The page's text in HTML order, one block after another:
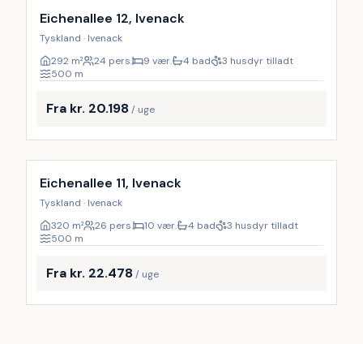
Eichenallee 12, Ivenack
Tyskland · Ivenack
292 m² 24 pers. 9 vær. 4 bad
3 husdyr tilladt
500 m
Fra kr. 20.198/ uge
Inkl. rengøring
Eichenallee 11, Ivenack
Tyskland · Ivenack
320 m² 26 pers. 10 vær. 4 bad
3 husdyr tilladt
500 m
Fra kr. 22.478/ uge